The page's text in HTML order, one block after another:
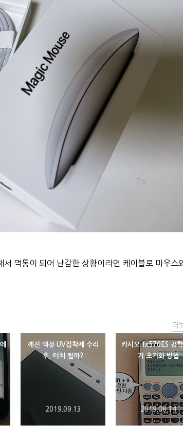
먹통이 되어 난감한 상황이라면 케이블로 마우스
깨진 액정 UV접착제 수리
후, 터치 될까?
2019.09.13
카시오 fx570ES 공
기 초기화 방법
2019.08.14
더